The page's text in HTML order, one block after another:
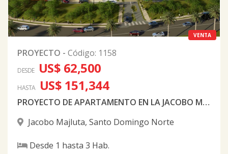
VENTA
PROYECTO - Código: 1158
DESDE US$ 62,500
HASTA US$ 151,344
PROYECTO DE APARTAMENTO EN LA JACOBO MAJLUTA
Jacobo Majluta, Santo Domingo Norte
Desde 1 hasta 3 Hab.